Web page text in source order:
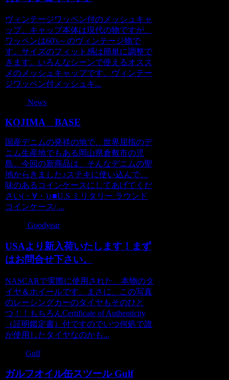
ヴィンテージワッペン付のメッシュキャ
ップ。キャップ本体は現代の物ですが、
ワッペンは60's～のヴィンテージ物で
す。サイズのフィット感は簡単に調整で
きます。いろんなシーンで使えるオスス
メのメッシュキャップです。ヴィンテー
ジワッペン付メッシュキ...
News
KOJIMA BASE
国産デニムの発祥の地で、世界屈指のデ
ニム生産地でもある岡山県倉敷市の児
島。今回の新商品は、そんなデニムの聖
地からきました♪ステキに使い込んで、
味のあるコインケースにしてあげてくだ
さい(・∀・)♪■U.S ミリタリー ラウンド
コインケース/ ...
Goodyear
USAより新入荷いたします！まず
はお問合せ下さい。
NASCARで実際に使用された、本物のタ
イヤ＆ホイールです。まさに、この写真
のレーシングカーのタイヤもそのひと
つ！！もちろんCertificate of Authenticity
（証明鑑定書）付ですのでいつ何処で誰
が使用したタイヤなのかも...
Gulf
ガルフオイル缶スツール Gulf